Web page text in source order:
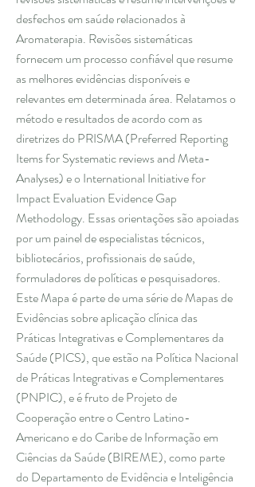
desfechos em saúde relacionados à
Aromaterapia. Revisões sistemáticas
fornecem um processo confiável que resume
as melhores evidências disponíveis e
relevantes em determinada área. Relatamos o
método e resultados de acordo com as
diretrizes do PRISMA (Preferred Reporting
Items for Systematic reviews and Meta-
Analyses) e o International Initiative for
Impact Evaluation Evidence Gap
Methodology. Essas orientações são apoiadas
por um painel de especialistas técnicos,
bibliotecários, profissionais de saúde,
formuladores de políticas e pesquisadores.
Este Mapa é parte de uma série de Mapas de
Evidências sobre aplicação clínica das
Práticas Integrativas e Complementares da
Saúde (PICS), que estão na Política Nacional
de Práticas Integrativas e Complementares
(PNPIC), e é fruto de Projeto de
Cooperação entre o Centro Latino-
Americano e do Caribe de Informação em
Ciências da Saúde (BIREME), como parte
do Departamento de Evidência e Inteligência